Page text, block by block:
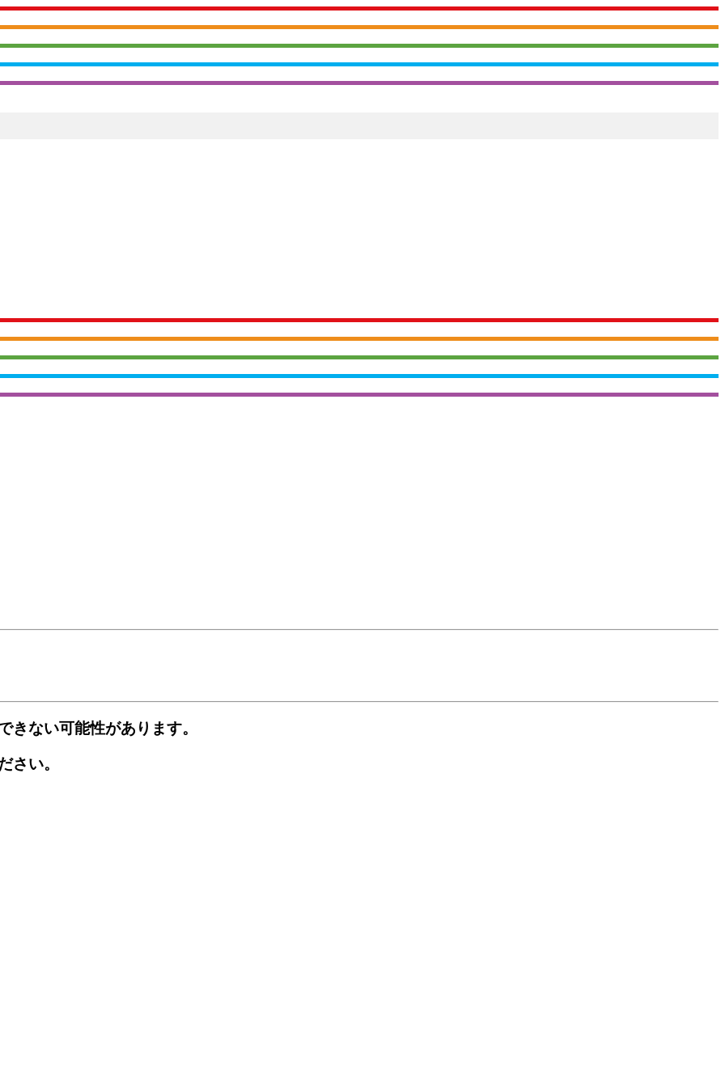
きない可能性があります。
さい。